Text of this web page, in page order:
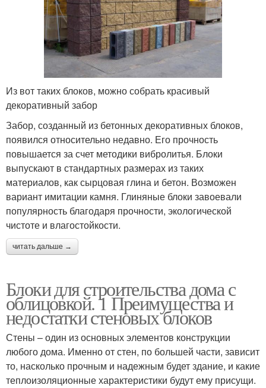
Из вот таких блоков, можно собрать красивый
декоративный забор
Забор, созданный из бетонных декоративных блоков,
появился относительно недавно. Его прочность
повышается за счет методики вибролитья. Блоки
выпускают в стандартных размерах из таких
материалов, как сырцовая глина и бетон. Возможен
вариант имитации камня. Глиняные блоки завоевали
популярность благодаря прочности, экологической
чистоте и влагостойкости.
читать дальше →
Блоки для строительства дома с
облицовкой. 1 Преимущества и
недостатки стеновых блоков
Стены – один из основных элементов конструкции
любого дома. Именно от стен, по большей части, зависит
то, насколько прочным и надежным будет здание, и какие
теплоизоляционные характеристики будут ему присущи.